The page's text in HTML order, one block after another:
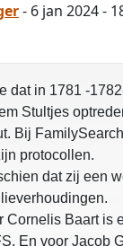
- 6 jan 2024 -
dat in 1781 -
Stultjes
Bij
protocollen.
dat zij een
Cornelis Baart is
En voor Jacob